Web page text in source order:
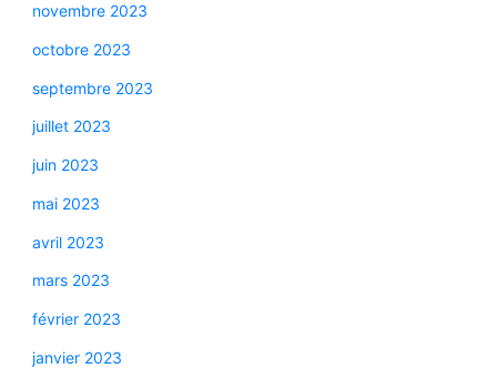
novembre 2023
octobre 2023
septembre 2023
juillet 2023
juin 2023
mai 2023
avril 2023
mars 2023
février 2023
janvier 2023